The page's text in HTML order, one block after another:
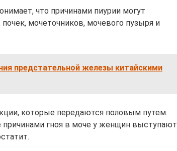
что причинами пиурии могут
мочеточников, мочевого пузыря и
предстательной железы китайскими
которые передаются половым путем.
причинами гноя в моче у женщин выступают